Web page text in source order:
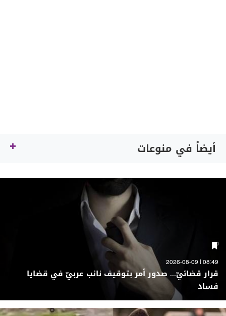
أيضاً في منوعات
08:49 | 2026-08-09
قرار قضائيّ... صدور أمر بتوقيف نائب عربيّ في قضايا
فساد